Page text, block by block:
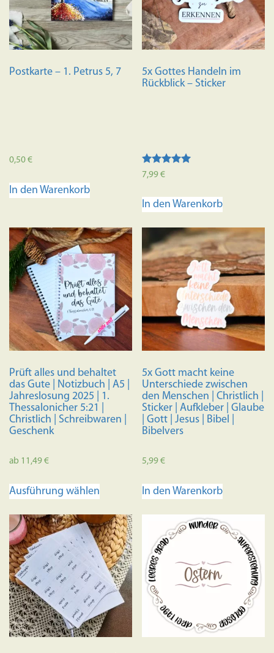
Postkarte – 1. Petrus 5, 7
0,50€
In den Warenkorb
5x Gottes Handeln im
Rückblick – Sticker
Bewertet mit
5.00
7,99€
In den Warenkorb
Prüft alles und behaltet
das Gute | Notizbuch | A5 |
Jahreslosung 2025 | 1.
Thessalonicher 5:21 |
Christlich | Schreibwaren |
Geschenk
ab 11,49€
Ausführung wählen
mehrere
Varianten
auf.
Die
Optionen
können
auf
der
5x Gott macht keine
Unterschiede zwischen
den Menschen | Christlich |
Sticker | Aufkleber | Glaube
| Gott | Jesus | Bibel |
Bibelvers
5,99€
In den Warenkorb